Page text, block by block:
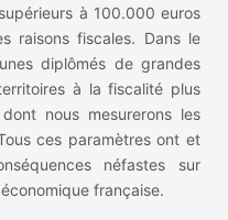
à 100.000 euros
raisons fiscales. Dans le
diplômés de grandes
à la fiscalité plus
nous mesurerons les
ces paramètres ont et
néfastes sur
française.